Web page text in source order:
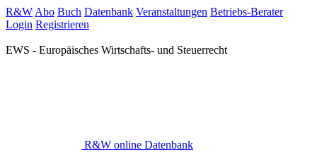
R&W Abo Buch Datenbank Veranstaltungen Betriebs-Berater
Login Registrieren
EWS - Europäisches Wirtschafts- und Steuerrecht
R&W online Datenbank